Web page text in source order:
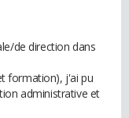
de direction dans
formation), j'ai pu
administrative et